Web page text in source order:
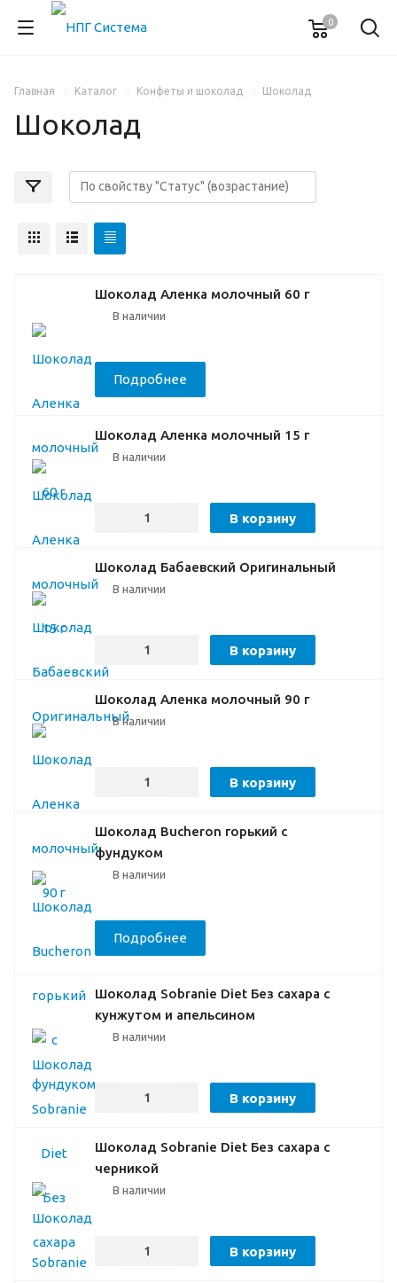
0
Главная Каталог Конфеты и шоколад Шоколад
Шоколад
Шоколад Аленка молочный 60 г
В наличии
Подробнее
Шоколад Аленка молочный 15 г
В наличии
В корзину
Шоколад Бабаевский Оригинальный
В наличии
В корзину
Шоколад Аленка молочный 90 г
В наличии
В корзину
Шоколад Bucheron горький с
фундуком
В наличии
Подробнее
Шоколад Sobranie Diet Без сахара с
кунжутом и апельсином
В наличии
В корзину
Шоколад Sobranie Diet Без сахара с
черникой
В наличии
В корзину